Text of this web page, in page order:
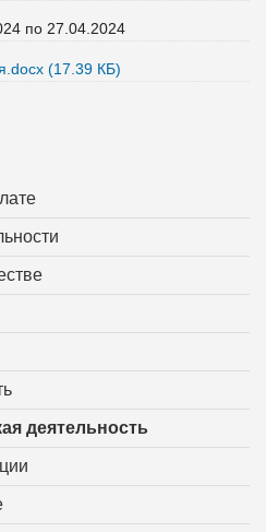
деятельность
по 27.04.2024
(17.39 КБ)